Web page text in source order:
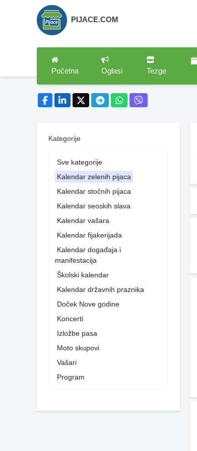
PIJACE.COM
Početna Oglasi Tezge
Kategorije
Sve kategorije
Kalendar zelenih pijaca
Kalendar stočnih pijaca
Kalendar seoskih slava
Kalendar vašara
Kalendar fijakerijada
Kalendar događaja i
manifestacija
Školski kalendar
Kalendar državnih praznika
Doček Nove godine
Koncerti
Izložbe pasa
Moto skupovi
Vašari
Program